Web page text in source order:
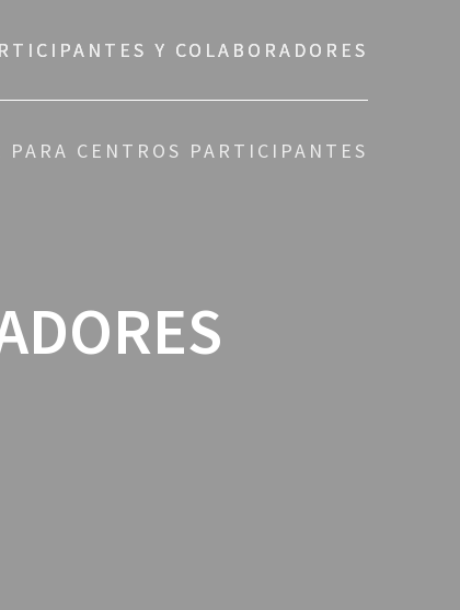
Y COLABORADORES
PARA CENTROS PARTICIPANTES